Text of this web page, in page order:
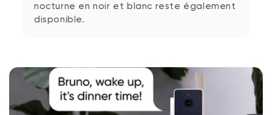
nocturne en noir et blanc reste également
disponible.